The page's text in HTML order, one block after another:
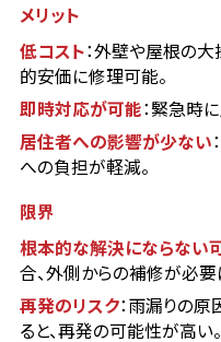
メリット
低コスト：外壁や屋根の
的安価に修理可能。
即時対応が可能：緊急時
居住者への影響が少ない
への負担が軽減。
限界
根本的な解決にならない
合、外側からの補修が必要
再発のリスク：雨漏りの
ると、再発の可能性が高い。